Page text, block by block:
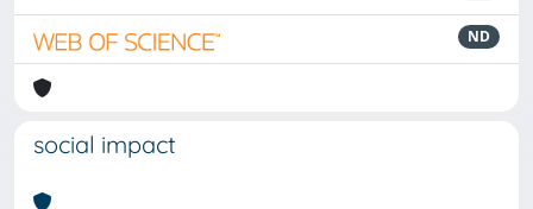
ND
social impact